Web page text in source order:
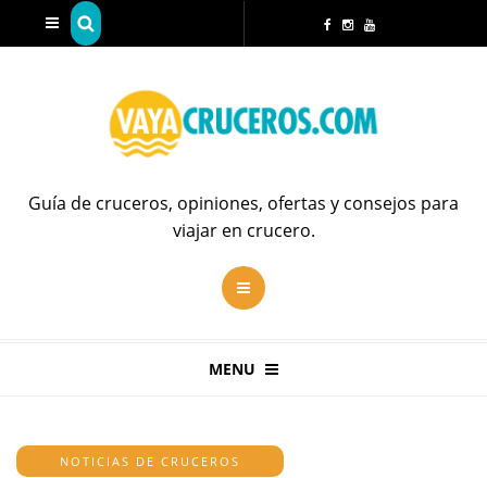
Guía de cruceros, opiniones, ofertas y consejos para
viajar en crucero.
MENU
NOTICIAS DE CRUCEROS